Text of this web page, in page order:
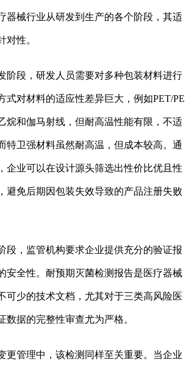
器械行业从研发到生产的各个阶段，其适
对性。
阶段，研发人员需要对多种包装材料进行
式对材料的适应性差异巨大，例如PET/PE
烷和伽马射线，但耐高温性能有限，不适
特卫强材料虽然耐高温，但成本较高。通
企业可以在设计源头筛选出性价比优且性
避免后期因包装失效导致的产品注册失败
段，监管机构要求企业提供充分的验证报
安全性。耐预期灭菌检测报告是医疗器械
可少的技术文档，尤其对于三类高风险医
数据的完整性审查尤为严格。
更管理中，该检测同样至关重要。当企业